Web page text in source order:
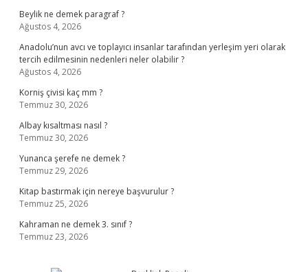
Beylik ne demek paragraf ?
Ağustos 4, 2026
Anadolu’nun avcı ve toplayıcı insanlar tarafından yerleşim yeri olarak
tercih edilmesinin nedenleri neler olabilir ?
Ağustos 4, 2026
Korniş çivisi kaç mm ?
Temmuz 30, 2026
Albay kısaltması nasıl ?
Temmuz 30, 2026
Yunanca şerefe ne demek ?
Temmuz 29, 2026
Kitap bastırmak için nereye başvurulur ?
Temmuz 25, 2026
Kahraman ne demek 3. sınıf ?
Temmuz 23, 2026